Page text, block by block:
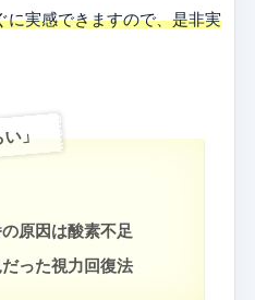
に実感できますので、是非実
」
原因は酸素不足
った視力回復法